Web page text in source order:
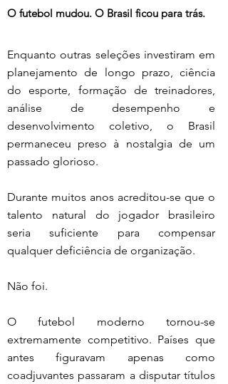
O futebol mudou. O Brasil ficou para trás.
Enquanto outras seleções investiram em
planejamento de longo prazo, ciência
do esporte, formação de treinadores,
análise de desempenho e
desenvolvimento coletivo, o Brasil
permaneceu preso à nostalgia de um
passado glorioso.
Durante muitos anos acreditou-se que o
talento natural do jogador brasileiro
seria suficiente para compensar
qualquer deficiência de organização.
Não foi.
O futebol moderno tornou-se
extremamente competitivo. Países que
antes figuravam apenas como
coadjuvantes passaram a disputar títulos